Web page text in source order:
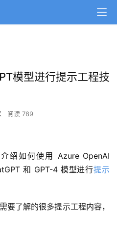
模型进行提示工程技
阅读 789
绍如何使用 Azure OpenAI
和 GPT-4 模型进行提示
要了解的很多提示工程内容，